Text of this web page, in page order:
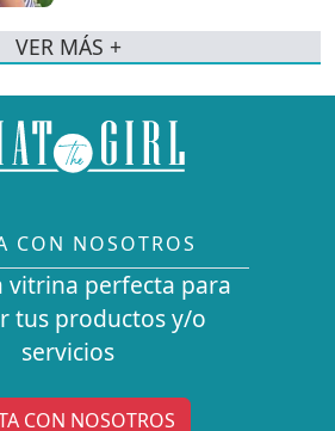
VER MÁS +
CON NOSOTROS
vitrina perfecta para
tus productos y/o
servicios
CON NOSOTROS